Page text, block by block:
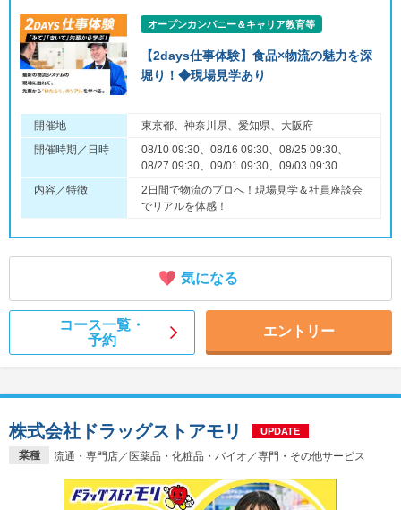
オープンカンパニー＆キャリア教育等
【2days仕事体験】食品×物流の魅力を深
堀り！◆現場見学あり
開催地
東京都、神奈川県、愛知県、大阪府
開催時期／日時
08/10 09:30、08/16 09:30、08/25 09:30、
08/27 09:30、09/01 09:30、09/03 09:30
内容／特徴
2日間で物流のプロへ！現場見学＆社員座談会
でリアルを体感！
気になる
コース一覧・
予約
エントリー
業種 流通・専門店／医薬品・化粧品・バイオ／専門・その他サービス
株式会社ドラッグストアモリ UPDATE